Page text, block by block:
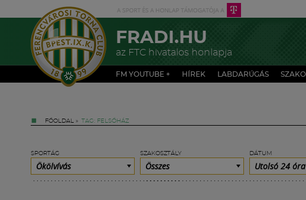
FRADI.HU
az FTC hivatalos honlapja
FM YOUTUBE + HÍREK LABDARÚGÁS
FŐOLDAL » TAG: FELSŐHÁZ
SPORTÁG
Ökölvívás
SZAKOSZTÁLY
Összes
DÁTUM
Utolsó 24 óra